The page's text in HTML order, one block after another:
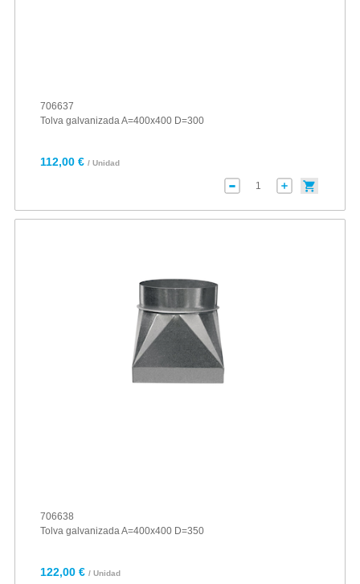
706637
Tolva galvanizada A=400x400 D=300
112,00 € / Unidad
706638
Tolva galvanizada A=400x400 D=350
122,00 € / Unidad